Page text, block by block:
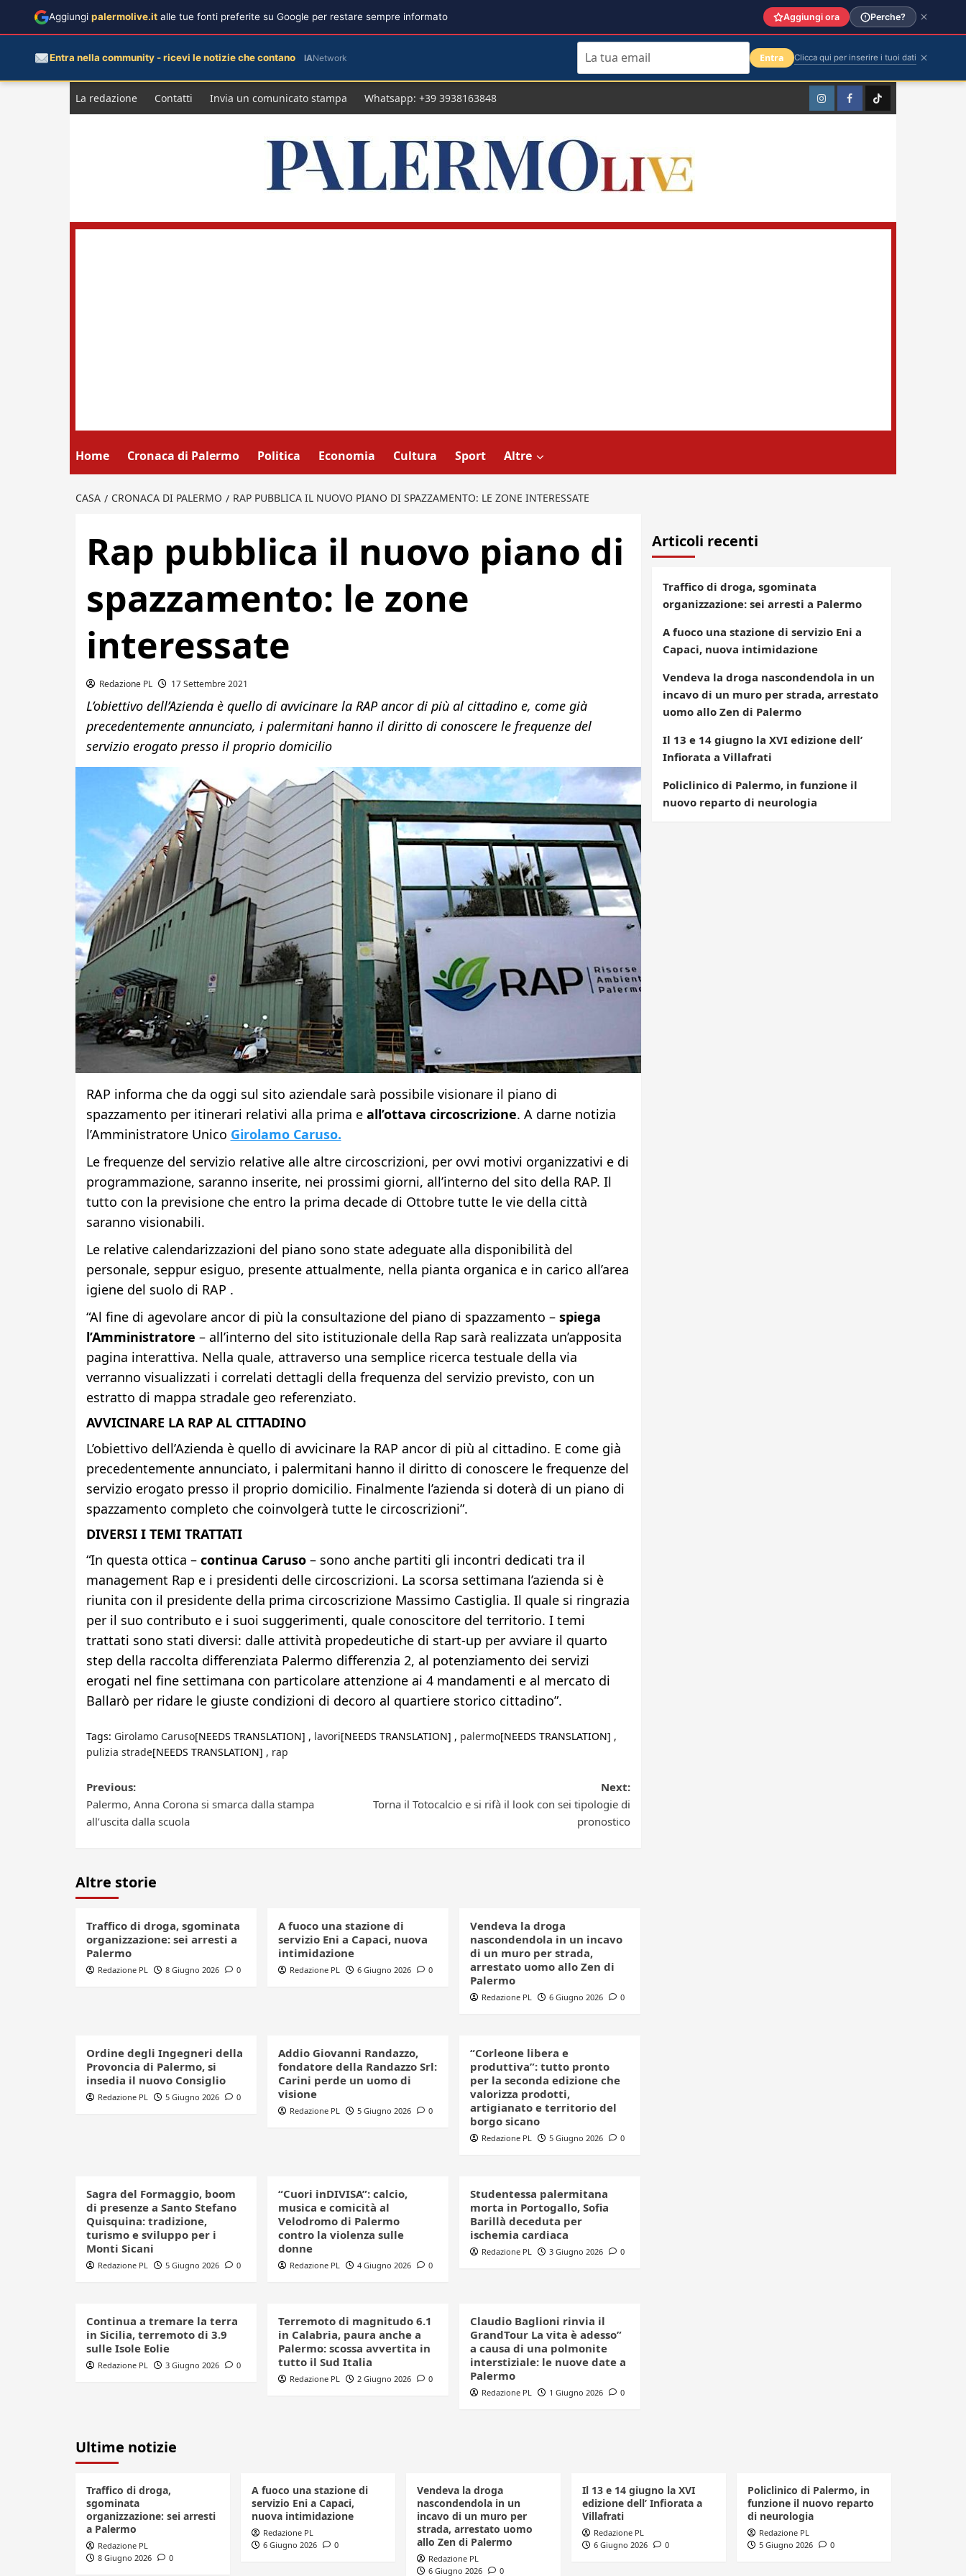
La redazione Contatti Invia un comunicato stampa Whatsapp: +39 3938163848 InstagramFacebookTikTok
Home Cronaca di Palermo Politica Economia Cultura Sport Altre
CASA CRONACA DI PALERMO RAP PUBBLICA IL NUOVO PIANO DI SPAZZAMENTO: LE ZONE INTERESSATE
Rap pubblica il nuovo piano di
spazzamento: le zone
interessate
Redazione PL 17 Settembre 2021
L’obiettivo dell’Azienda è quello di avvicinare la RAP ancor di più al cittadino e, come già
precedentemente annunciato, i palermitani hanno il diritto di conoscere le frequenze del
servizio erogato presso il proprio domicilio
RAP informa che da oggi sul sito aziendale sarà possibile visionare il piano di
spazzamento per itinerari relativi alla prima e all’ottava circoscrizione. A darne notizia
l’Amministratore Unico Girolamo Caruso.
Le frequenze del servizio relative alle altre circoscrizioni, per ovvi motivi organizzativi e di
programmazione, saranno inserite, nei prossimi giorni, all’interno del sito della RAP. Il
tutto con la previsione che entro la prima decade di Ottobre tutte le vie della città
saranno visionabili.
Le relative calendarizzazioni del piano sono state adeguate alla disponibilità del
personale, seppur esiguo, presente attualmente, nella pianta organica e in carico all’area
igiene del suolo di RAP .
“Al fine di agevolare ancor di più la consultazione del piano di spazzamento – spiega
l’Amministratore – all’interno del sito istituzionale della Rap sarà realizzata un’apposita
pagina interattiva. Nella quale, attraverso una semplice ricerca testuale della via
verranno visualizzati i correlati dettagli della frequenza del servizio previsto, con un
estratto di mappa stradale geo referenziato.
AVVICINARE LA RAP AL CITTADINO
L’obiettivo dell’Azienda è quello di avvicinare la RAP ancor di più al cittadino. E come già
precedentemente annunciato, i palermitani hanno il diritto di conoscere le frequenze del
servizio erogato presso il proprio domicilio. Finalmente l’azienda si doterà di un piano di
spazzamento completo che coinvolgerà tutte le circoscrizioni”.
DIVERSI I TEMI TRATTATI
“In questa ottica – continua Caruso– sono anche partiti gli incontri dedicati tra il
management Rap e i presidenti delle circoscrizioni. La scorsa settimana l’azienda si è
riunita con il presidente della prima circoscrizione Massimo Castiglia. Il quale si ringrazia
per il suo contributo e i suoi suggerimenti, quale conoscitore del territorio. I temi
trattati sono stati diversi: dalle attività propedeutiche di start-up per avviare il quarto
step della raccolta differenziata Palermo differenzia 2, al potenziamento dei servizi
erogati nel fine settimana con particolare attenzione ai 4 mandamenti e al mercato di
Ballarò per ridare le giuste condizioni di decoro al quartiere storico cittadino”.
Tags: Girolamo Caruso[NEEDS TRANSLATION] , lavori[NEEDS TRANSLATION] , palermo[NEEDS TRANSLATION] ,
pulizia strade[NEEDS TRANSLATION] , rap
Post
navigation
Previous:
Palermo, Anna Corona si smarca dalla stampa
all’uscita dalla scuola
Next:
Torna il Totocalcio e si rifà il look con sei tipologie di
pronostico
Altre storie
Traffico di droga, sgominata
organizzazione: sei arresti a
Palermo
Redazione PL 8 Giugno 2026 0
A fuoco una stazione di
servizio Eni a Capaci, nuova
intimidazione
Redazione PL 6 Giugno 2026 0
Vendeva la droga
nascondendola in un incavo
di un muro per strada,
arrestato uomo allo Zen di
Palermo
Redazione PL 6 Giugno 2026 0
Ordine degli Ingegneri della
Provoncia di Palermo, si
insedia il nuovo Consiglio
Redazione PL 5 Giugno 2026 0
Addio Giovanni Randazzo,
fondatore della Randazzo Srl:
Carini perde un uomo di
visione
Redazione PL 5 Giugno 2026 0
“Corleone libera e
produttiva”: tutto pronto
per la seconda edizione che
valorizza prodotti,
artigianato e territorio del
borgo sicano
Redazione PL 5 Giugno 2026 0
Sagra del Formaggio, boom
di presenze a Santo Stefano
Quisquina: tradizione,
turismo e sviluppo per i
Monti Sicani
Redazione PL 5 Giugno 2026 0
“Cuori inDIVISA”: calcio,
musica e comicità al
Velodromo di Palermo
contro la violenza sulle
donne
Redazione PL 4 Giugno 2026 0
Studentessa palermitana
morta in Portogallo, Sofia
Barillà deceduta per
ischemia cardiaca
Redazione PL 3 Giugno 2026 0
Continua a tremare la terra
in Sicilia, terremoto di 3.9
sulle Isole Eolie
Redazione PL 3 Giugno 2026 0
Terremoto di magnitudo 6.1
in Calabria, paura anche a
Palermo: scossa avvertita in
tutto il Sud Italia
Redazione PL 2 Giugno 2026 0
Claudio Baglioni rinvia il
GrandTour La vita è adesso”
a causa di una polmonite
interstiziale: le nuove date a
Palermo
Redazione PL 1 Giugno 2026 0
Articoli recenti
Traffico di droga, sgominata
organizzazione: sei arresti a Palermo
A fuoco una stazione di servizio Eni a
Capaci, nuova intimidazione
Vendeva la droga nascondendola in un
incavo di un muro per strada, arrestato
uomo allo Zen di Palermo
Il 13 e 14 giugno la XVI edizione dell’
Infiorata a Villafrati
Policlinico di Palermo, in funzione il
nuovo reparto di neurologia
Ultime notizie
Traffico di droga,
sgominata
organizzazione: sei arresti
a Palermo
Redazione PL
8 Giugno 2026
0
A fuoco una stazione di
servizio Eni a Capaci,
nuova intimidazione
Redazione PL
6 Giugno 2026
0
Vendeva la droga
nascondendola in un
incavo di un muro per
strada, arrestato uomo
allo Zen di Palermo
Redazione PL
6 Giugno 2026
0
Il 13 e 14 giugno la XVI
edizione dell’ Infiorata a
Villafrati
Redazione PL
6 Giugno 2026
0
Policlinico di Palermo, in
funzione il nuovo reparto
di neurologia
Redazione PL
5 Giugno 2026
0
Aggiungi palermolive.it alle tue fonti preferite su Google per restare sempre informato Aggiungi ora Perche?
Entra nella community - ricevi le notizie che contano IANetwork Entra Clicca qui per inserire i tuoi dati